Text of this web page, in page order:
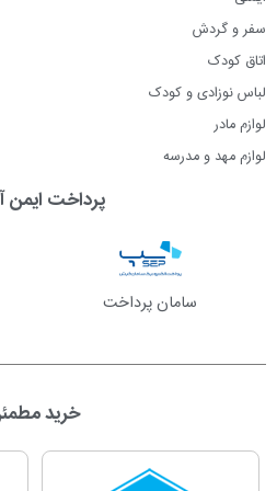
سفر و گردش
اتاق کودک
لباس نوزادی و کودک
لوازم مادر
لوازم مهد و مدرسه
پرداخت ایمن
سامان پرداخت
خرید